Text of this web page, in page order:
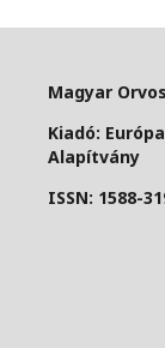
Magyar
Kiadó:
Alapítvány
ISSN: 1588-